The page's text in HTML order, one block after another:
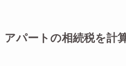
アパートの相続税を計